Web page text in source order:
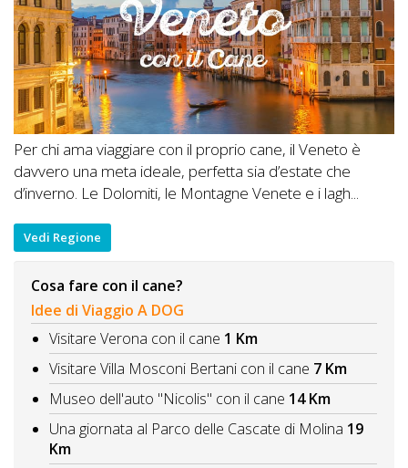
Per chi ama viaggiare con il proprio cane, il Veneto è
davvero una meta ideale, perfetta sia d’estate che
d’inverno. Le Dolomiti, le Montagne Venete e i lagh...
Vedi Regione
Cosa fare con il cane?
Idee di Viaggio A DOG
Visitare Verona con il cane 1 Km
Visitare Villa Mosconi Bertani con il cane 7 Km
Museo dell'auto "Nicolis" con il cane 14 Km
Una giornata al Parco delle Cascate di Molina 19
Km